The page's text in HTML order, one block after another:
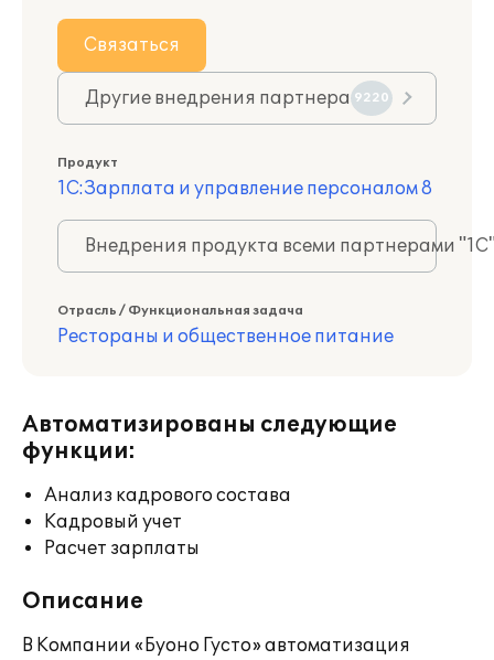
Связаться
Другие внедрения партнера 9220
Продукт
1С:Зарплата и управление персоналом 8
Внедрения продукта всеми партнерами
Отрасль / Функциональная задача
Рестораны и общественное питание
Автоматизированы следующие
функции:
Анализ кадрового состава
Кадровый учет
Расчет зарплаты
Описание
В Компании «Буоно Густо» автоматизация